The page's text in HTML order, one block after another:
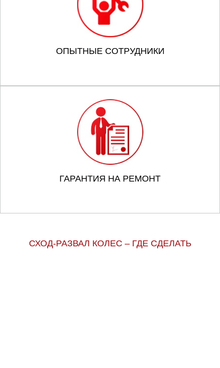
ОПЫТНЫЕ СОТРУДНИКИ
ГАРАНТИЯ НА РЕМОНТ
СХОД-РАЗВАЛ КОЛЕС – ГДЕ СДЕЛАТЬ